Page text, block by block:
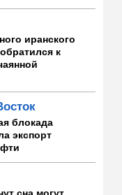
иранского
к
блокада
экспорт
сна могут